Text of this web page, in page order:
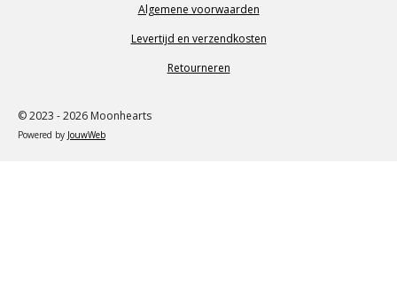
Algemene voorwaarden
Levertijd en verzendkosten
Retourneren
© 2023 - 2026 Moonhearts
Powered by JouwWeb